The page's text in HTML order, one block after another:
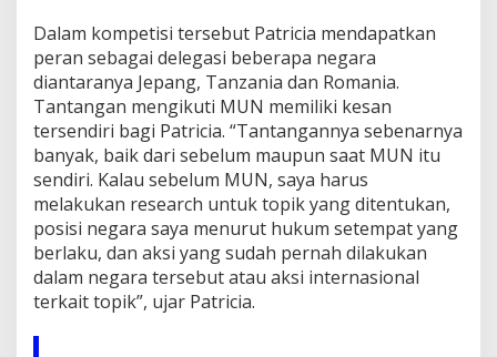
a
t
e
C
r
i
s
s
C
o
m
m
i
t
Dalam kompetisi tersebut Patricia mendapatkan
peran sebagai delegasi beberapa negara
diantaranya Jepang, Tanzania dan Romania.
Tantangan mengikuti MUN memiliki kesan
tersendiri bagi Patricia. “Tantangannya sebenarnya
banyak, baik dari sebelum maupun saat MUN itu
sendiri. Kalau sebelum MUN, saya harus
melakukan research untuk topik yang ditentukan,
posisi negara saya menurut hukum setempat yang
berlaku, dan aksi yang sudah pernah dilakukan
dalam negara tersebut atau aksi internasional
terkait topik”, ujar Patricia.